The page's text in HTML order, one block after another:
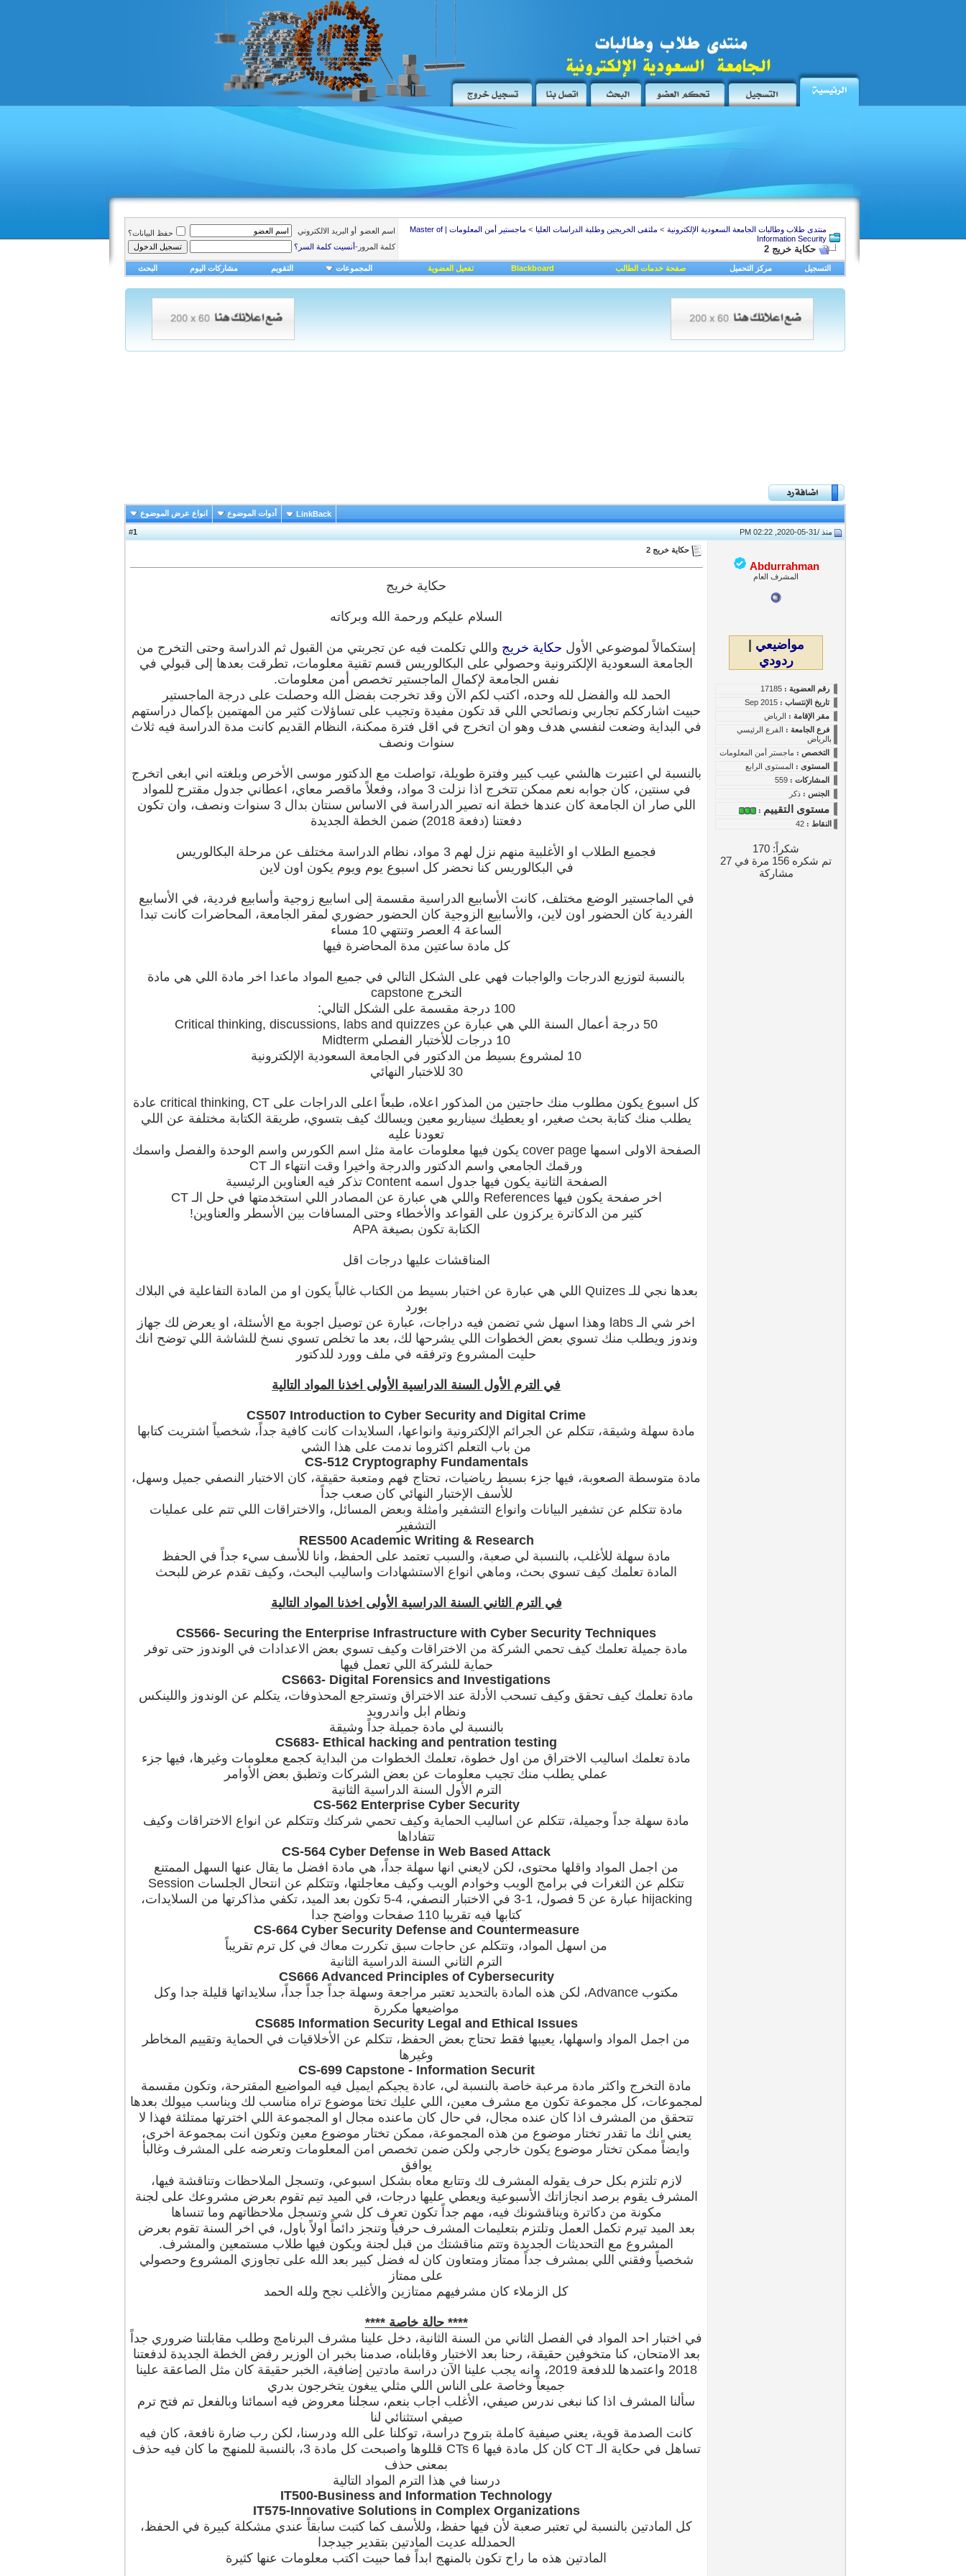
منتدى طلاب وطالبات الجامعة السعودية الإلكترونية > ملتقى الخريجين وطلبة الدراسات العليا >
ماجستير أمن المعلومات | Master of
Information Security
حكاية خريج 2
اسم العضو أو البريد الالكتروني
حفظ البيانات؟
كلمة المرور-أنسيت كلمة السر؟
التسجيل مركز التحميل صفحة خدمات الطالب Blackboard تفعيل العضوية المجموعات التقويم مشاركات اليوم البحث
LinkBack أدوات الموضوع انواع عرض الموضوع
منذ /31-05-2020, 02:22 PM
#
1
Abdurrahman
المشرف العام
مواضيعي |
ردودي
رقم العضوية :17185
تاريخ الإنتساب :
Sep 2015
مقر الإقامة : الرياض
فرع الجامعة : الفرع الرئيسي
بالرياض
التخصص : ماجستر أمن المعلومات
المستوى : المستوى الرابع
المشاركات :559
الجنس :ذكر
مستوى التقييم :
النقاط :
42
شكراً: 170
تم شكره 156 مرة في 27
مشاركة
حكاية خريج 2
حكاية خريج
السلام عليكم ورحمة الله وبركاته
إستكمالاً لموضوعي الأول حكاية خريج واللي تكلمت فيه عن تجربتي من القبول ثم الدراسة وحتى التخرج من
الجامعة السعودية الإلكترونية وحصولي على البكالوريس قسم تقنية معلومات، تطرقت بعدها إلى قبولي في
نفس الجامعة لإكمال الماجستير تخصص أمن معلومات.
الحمد لله والفضل لله وحده، اكتب لكم الآن وقد تخرجت بفضل الله وحصلت على درجة الماجستير
حبيت اشارككم تجاربي ونصائحي اللي قد تكون مفيدة وتجيب على تساؤلات كثير من المهتمين بإكمال دراستهم
في البداية وضعت لنفسي هدف وهو ان اتخرج في اقل فترة ممكنة، النظام القديم كانت مدة الدراسة فيه ثلاث
سنوات ونصف
بالنسبة لي اعتبرت هالشي عيب كبير وفترة طويلة، تواصلت مع الدكتور موسى الأخرص وبلغته اني ابغى اتخرج
في سنتين، كان جوابه نعم ممكن تتخرج اذا نزلت 3 مواد، وفعلاً ماقصر معاي، اعطاني جدول مقترح للمواد
اللي صار ان الجامعة كان عندها خطة انه تصير الدراسة في الاساس سنتان بدال 3 سنوات ونصف، وان تكون
دفعتنا (دفعة 2018) ضمن الخطة الجديدة
فجميع الطلاب او الأغلبية منهم نزل لهم 3 مواد، نظام الدراسة مختلف عن مرحلة البكالوريس
في البكالوريس كنا نحضر كل اسبوع يوم ويوم يكون اون لاين
في الماجستير الوضع مختلف، كانت الأسابيع الدراسية مقسمة إلى اسابيع زوجية وأسابيع فردية، في الأسابيع
الفردية كان الحضور اون لاين، والأسابيع الزوجية كان الحضور حضوري لمقر الجامعة، المحاضرات كانت تبدا
الساعة 4 العصر وتنتهي 10 مساء
كل مادة ساعتين مدة المحاضرة فيها
بالنسبة لتوزيع الدرجات والواجبات فهي على الشكل التالي في جميع المواد ماعدا اخر مادة اللي هي مادة
التخرج capstone
100 درجة مقسمة على الشكل التالي:
50 درجة أعمال السنة اللي هي عبارة عن Critical thinking, discussions, labs and quizzes
10 درجات للأختبار الفصلي Midterm
10 لمشروع بسيط من الدكتور في الجامعة السعودية الإلكترونية
30 للاختبار النهائي
كل اسبوع يكون مطلوب منك حاجتين من المذكور اعلاه، طبعاً اعلى الدراجات على critical thinking, CT عادة
يطلب منك كتابة بحث صغير، او يعطيك سيناريو معين ويسالك كيف بتسوي، طريقة الكتابة مختلفة عن اللي
تعودنا عليه
الصفحة الاولى اسمها cover page يكون فيها معلومات عامة مثل اسم الكورس واسم الوحدة والفصل واسمك
ورقمك الجامعي واسم الدكتور والدرجة واخيرا وقت انتهاء الـ CT
الصفحة الثانية يكون فيها جدول اسمه Content تذكر فيه العناوين الرئيسية
اخر صفحة يكون فيها References واللي هي عبارة عن المصادر اللي استخدمتها في حل الـ CT
كثير من الدكاترة يركزون على القواعد والأخطاء وحتى المسافات بين الأسطر والعناوين!
الكتابة تكون بصيغة APA
المناقشات عليها درجات اقل
بعدها نجي للـ Quizes اللي هي عبارة عن اختبار بسيط من الكتاب غالباً يكون او من المادة التفاعلية في البلاك
بورد
اخر شي الـ labs وهذا اسهل شي تضمن فيه دراجات، عبارة عن توصيل اجوبة مع الأسئلة، او يعرض لك جهاز
وندوز ويطلب منك تسوي بعض الخطوات اللي يشرحها لك، بعد ما تخلص تسوي نسخ للشاشة اللي توضح انك
حليت المشروع وترفقه في ملف وورد للدكتور
في الترم الأول السنة الدراسية الأولى اخذنا المواد التالية
CS507 Introduction to Cyber Security and Digital Crime
مادة سهلة وشيقة، تتكلم عن الجرائم الإلكترونية وانواعها، السلايدات كانت كافية جداً، شخصياً اشتريت كتابها
من باب التعلم اكثروما ندمت على هذا الشي
CS-512 Cryptography Fundamentals
مادة متوسطة الصعوبة، فيها جزء بسيط رياضيات، تحتاج فهم ومتعبة حقيقة، كان الاختبار النصفي جميل وسهل،
للأسف الإختبار النهائي كان صعب جداً
مادة تتكلم عن تشفير البيانات وانواع التشفير وامثلة وبعض المسائل، والاختراقات اللي تتم على عمليات
التشفير
RES500 Academic Writing & Research
مادة سهلة للأغلب، بالنسبة لي صعبة، والسبب تعتمد على الحفظ، وانا للأسف سيء جداً في الحفظ
المادة تعلمك كيف تسوي بحث، وماهي انواع الاستشهادات واساليب البحث، وكيف تقدم عرض للبحث
في الترم الثاني السنة الدراسية الأولى اخذنا المواد التالية
CS566- Securing the Enterprise Infrastructure with Cyber Security Techniques
مادة جميلة تعلمك كيف تحمي الشركة من الاختراقات وكيف تسوي بعض الاعدادات في الوندوز حتى توفر
حماية للشركة اللي تعمل فيها
CS663- Digital Forensics and Investigations
مادة تعلمك كيف تحقق وكيف تسحب الأدلة عند الاختراق وتسترجع المحذوفات، يتكلم عن الوندوز واللينكس
ونظام ابل واندرويد
بالنسبة لي مادة جميلة جداً وشيقة
CS683- Ethical hacking and pentration testing
مادة تعلمك اساليب الاختراق من اول خطوة، تعلمك الخطوات من البداية كجمع معلومات وغيرها، فيها جزء
عملي يطلب منك تجيب معلومات عن بعض الشركات وتطبق بعض الأوامر
الترم الأول السنة الدراسية الثانية
CS-562 Enterprise Cyber Security
مادة سهلة جداً وجميلة، تتكلم عن اساليب الحماية وكيف تحمي شركتك وتتكلم عن انواع الاختراقات وكيف
تتفاداها
CS-564 Cyber Defense in Web Based Attack
من اجمل المواد واقلها محتوى، لكن لايعني انها سهلة جداً، هي مادة افضل ما يقال عنها السهل الممتنع
تتكلم عن الثغرات في برامج الويب وخوادم الويب وكيف معاجلتها، وتتكلم عن انتحال الجلسات Session
hijacking عبارة عن 5 فصول، 1-3 في الاختبار النصفي، 4-5 تكون بعد الميد، تكفي مذاكرتها من السلايدات،
كتابها فيه تقريبا 110 صفحات وواضح جدا
CS-664 Cyber Security Defense and Countermeasure
من اسهل المواد، وتتكلم عن حاجات سبق تكررت معاك في كل ترم تقريباً
الترم الثاني السنة الدراسية الثانية
CS666 Advanced Principles of Cybersecurity
مكتوب Advance، لكن هذه المادة بالتحديد تعتبر مراجعة وسهلة جداً جداً جداً، سلايداتها قليلة جدا وكل
مواضيعها مكررة
CS685 Information Security Legal and Ethical Issues
من اجمل المواد واسهلها، يعيبها فقط تحتاج بعض الحفظ، تتكلم عن الأخلاقيات في الحماية وتقييم المخاطر
وغيرها
CS-699 Capstone - Information Securit
مادة التخرج واكثر مادة مرعبة خاصة بالنسبة لي، عادة يجيكم ايميل فيه المواضيع المقترحة، وتكون مقسمة
لمجموعات، كل مجموعة تكون مع مشرف معين، اللي عليك تختا موضوع تراه مناسب لك ويناسب ميولك بعدها
تتحقق من المشرف اذا كان عنده مجال، في حال كان ماعنده مجال او المجموعة اللي اخترتها ممتلئة فهذا لا
يعني انك ما تقدر تختار موضوع من هذه المجموعة، ممكن تختار موضوع معين وتكون انت بمجموعة اخرى،
وايضاً ممكن تختار موضوع يكون خارجي ولكن ضمن تخصص امن المعلومات وتعرضه على المشرف وغالبأ
يوافق
لازم تلتزم بكل حرف يقوله المشرف لك وتتابع معاه بشكل اسبوعي، وتسجل الملاحظات وتناقشة فيها،
المشرف يقوم برصد انجازاتك الأسبوعية ويعطي عليها درجات، في الميد تيم تقوم بعرض مشروعك على لجنة
مكونة من دكاترة ويناقشونك فيه، مهم جداً تكون تعرف كل شي وتسجل ملاحظاتهم وما تنساها
بعد الميد تيرم تكمل العمل وتلتزم بتعليمات المشرف حرفياً وتنجز دائماً اولاً باول، في اخر السنة تقوم بعرض
المشروع مع التحديثات الجديدة وتتم مناقشتك من قبل لجنة ويكون فيها طلاب مستمعين والمشرف.
شخصياً وفقني اللي بمشرف جداً ممتاز ومتعاون كان له فضل كبير بعد الله على تجاوزي المشروع وحصولي
على ممتاز
كل الزملاء كان مشرفيهم ممتازين والأغلب نجح ولله الحمد
**** حالة خاصة ****
في اختبار احد المواد في الفصل الثاني من السنة الثانية، دخل علينا مشرف البرنامج وطلب مقابلتنا ضروري جداً
بعد الامتحان، كنا متخوفين حقيقة، رحنا بعد الاختبار وقابلناه، صدمنا بخبر ان الوزير رفض الخطة الجديدة لدفعتنا
2018 واعتمدها للدفعة 2019، وانه يجب علينا الآن دراسة مادتين إضافية، الخبر حقيقة كان مثل الصاعقة علينا
جميعاً وخاصة على الناس اللي مثلي يبغون يتخرجون بدري
سألنا المشرف اذا كنا نبغى ندرس صيفي، الأغلب اجاب بنعم، سجلنا معروض فيه اسمائنا وبالفعل تم فتح ترم
صيفي استثنائي لنا
كانت الصدمة قوية، يعني صيفية كاملة بتروح دراسة، توكلنا على الله ودرسنا، لكن رب ضارة نافعة، كان فيه
تساهل في حكاية الـ CT كان كل مادة فيها 6 CTs قللوها واصبحت كل مادة 3، بالنسبة للمنهج ما كان فيه حذف
بمعنى حذف
درسنا في هذا الترم المواد التالية
IT500-Business and Information Technology
IT575-Innovative Solutions in Complex Organizations
كل المادتين بالنسبة لي تعتبر صعبة لأن فيها حفظ، وللأسف كما كتبت سابقاً عندي مشكلة كبيرة في الحفظ،
الحمدلله عديت المادتين بتقدير جيدجدا
المادتين هذه ما راح تكون بالمنهج ابداً فما حبيت اكتب معلومات عنها كثيرة